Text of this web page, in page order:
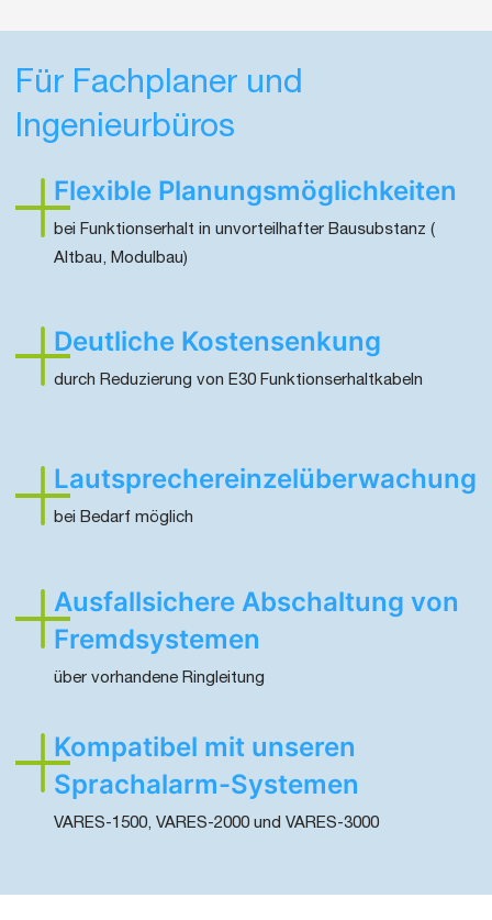
Für Fachplaner und
Ingenieurbüros
Flexible Planungsmöglichkeiten
bei Funktionserhalt in unvorteilhafter Bausubstanz (
Altbau, Modulbau)
Deutliche Kostensenkung
durch Reduzierung von E30 Funktionserhaltkabeln
Lautsprechereinzelüberwachung
bei Bedarf möglich
Ausfallsichere Abschaltung von
Fremdsystemen
über vorhandene Ringleitung
Kompatibel mit unseren
Sprachalarm-Systemen
VARES-1500, VARES-2000 und VARES-3000